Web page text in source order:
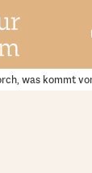
was kommt